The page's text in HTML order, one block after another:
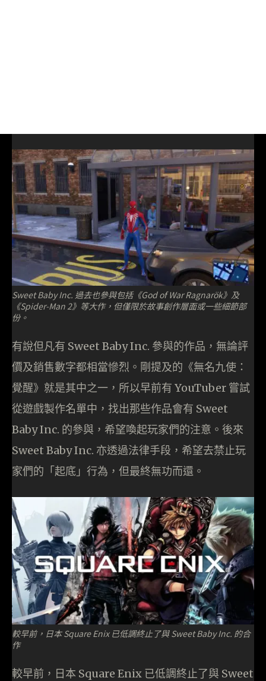
Sweet Baby Inc. 過去也參與包括《God of War Ragnarök》及
《Spider-Man 2》等大作，但僅限於故事創作層面或一些細節部
份。
有說但凡有 Sweet Baby Inc. 參與的作品，無論評
價及銷售數字都相當慘烈。剛提及的《無名九使：
覺醒》就是其中之一，所以早前有 YouTuber 嘗試
從遊戲製作名單中，找出那些作品會有 Sweet
Baby Inc. 的參與，希望喚起玩家們的注意。後來
Sweet Baby Inc. 亦透過法律手段，希望去禁止玩
家們的「起底」行為，但最終無功而還。
較早前，日本 Square Enix 已低調終止了與 Sweet Baby Inc. 的合
作
較早前，日本 Square Enix 已低調終止了與 Sweet